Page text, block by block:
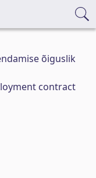
õiguslik
contract